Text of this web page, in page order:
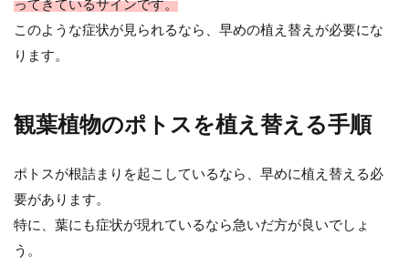
ものと言われます。キッチンに観葉植物を置
きたいという場合には...
このような症状が見られるなら、早めの植え替えが必要にな
ります。
観葉植物のポトスを植え替える手順
ポトスが根詰まりを起こしているなら、早めに植え替える必
要があります。
特に、葉にも症状が現れているなら急いだ方が良いでしょ
う。